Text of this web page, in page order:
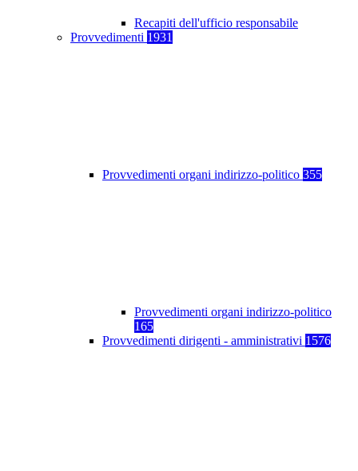
Recapiti dell'ufficio responsabile
Provvedimenti 1931
Provvedimenti organi indirizzo-politico 355
Provvedimenti organi indirizzo-politico
165
Provvedimenti dirigenti - amministrativi 1576